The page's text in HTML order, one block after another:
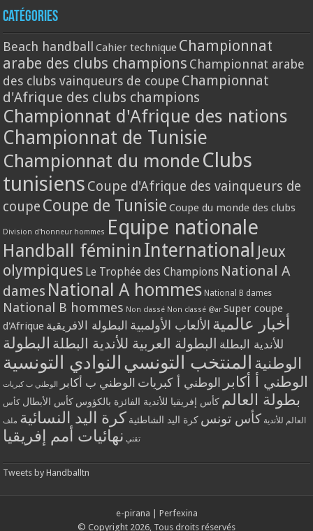
Catégories
Beach handball Cahier technique Championnat
arabe des clubs champions Championnat arabe
des clubs vainqueurs de coupe Championnat
d'Afrique des clubs champions
Championnat d'Afrique des nations
Championnat de Tunisie
Championnat du monde Clubs
tunisiens Coupe d'Afrique des vainqueurs de
coupe Coupe de Tunisie Coupe du monde des clubs
Division d'honneur hommes Equipe nationale
Handball féminin International Jeux
olympiques Le Trophée des Champions National A
dames National A hommes National B dames
National B hommes Non classé Non classé @ar Super coupe
d'Afrique
أخبار عالمية الألعاب الأولمبية البطولة الافريقية
للأندية البطلة البطولة العربية للأندية البطلة البطولة
الوطنية المنتخب التونسي النوادي التونسية
الوطني أ أكابر الوطني أ كبريات الوطني ب أكابر الوطني ب كبريات
بطولة العالم كأس إفريقيا للأندية الفائزة بالكؤوس كأس الأبطال كأس
العالم للأندية كأس تونس كرة اليد الشاطئية كرة اليد النسائية ملف
تقني نهائيات أمم إفريقيا
Tweets by Handballtn
e-pirana
Perfexina
© Copyright 2026, Tous droits réservés